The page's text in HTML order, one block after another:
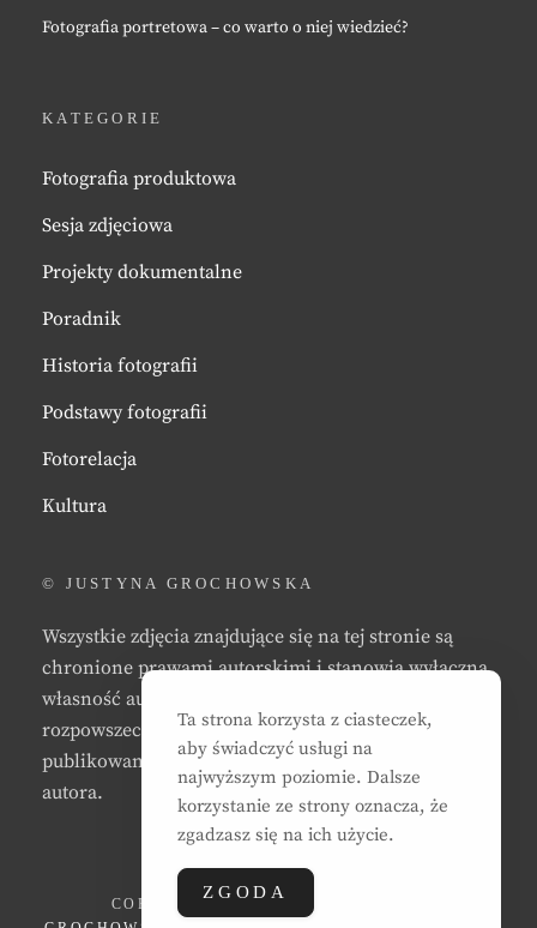
Fotografia portretowa – co warto o niej wiedzieć?
KATEGORIE
Fotografia produktowa
Sesja zdjęciowa
Projekty dokumentalne
Poradnik
Historia fotografii
Podstawy fotografii
Fotorelacja
Kultura
© JUSTYNA GROCHOWSKA
Wszystkie zdjęcia znajdujące się na tej stronie są
chronione prawami autorskimi i stanowią wyłączną
własność autora strony. Zabrania się kopiowania,
rozpowszechniania, reprodukowania,
publikowania, i/lub modyfikowania zdjęć bez zgody
autora.
COPYRIGHT © 2026
Ta strona korzysta z ciasteczek,
aby świadczyć usługi na
najwyższym poziomie. Dalsze
korzystanie ze strony oznacza, że
zgadzasz się na ich użycie.
ZGODA